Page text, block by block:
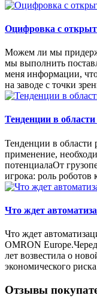
Оцифровка с
Можем ли мы
мы выполнить
меня информации,
на заводе с точки
Тенденции в
Тенденции в области
применение,
потенциалаОт
игрока: роль роботов
Что ждет
Что ждет
OMRON
лет возвестила о
экономического
Отзывы